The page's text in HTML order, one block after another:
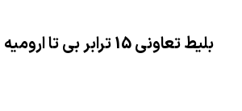
بلیط تعاونی 15 ترابر بی تا ارومیه